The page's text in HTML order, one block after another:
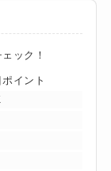
ック！
イント